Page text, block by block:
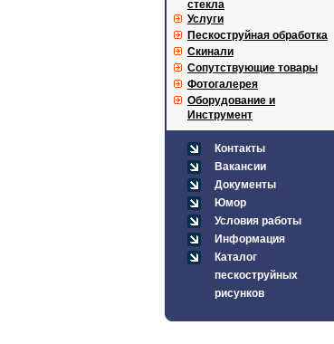
стекла
Услуги
Пескоструйная обработка
Скинали
Сопутствующие товары
Фотогалерея
Оборудование и
Инструмент
Контакты
Вакансии
Документы
Юмор
Условия работы
Информация
Каталог
пескоструйных
рисунков